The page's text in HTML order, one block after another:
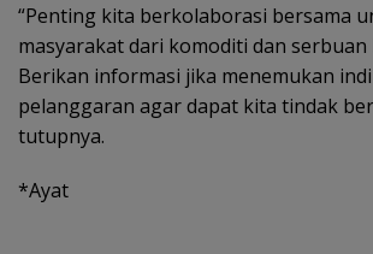
“Penting kita berkolaborasi bersama
masyarakat dari komoditi dan serbuan
Berikan informasi jika menemukan
pelanggaran agar dapat kita tindak
tutupnya.
*Ayat